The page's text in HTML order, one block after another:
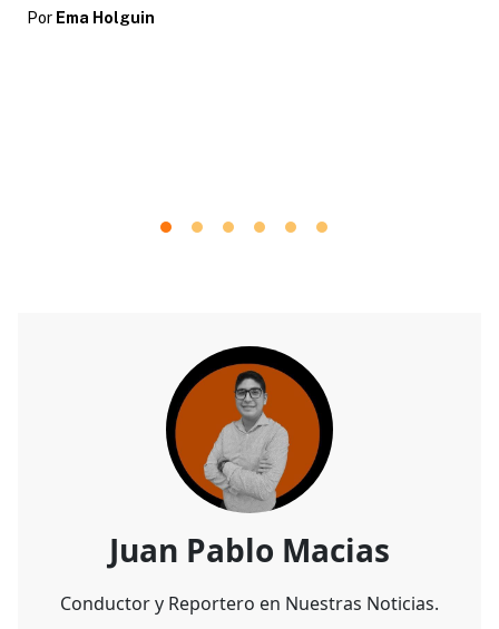
Por Ema Holguin
Juan Pablo Macias
Conductor y Reportero en Nuestras Noticias.